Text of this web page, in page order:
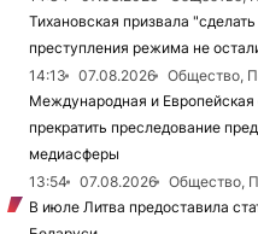
Тихановская призвала
преступления режима не
14:13
07.08.2026
Общество,
Международная и
прекратить преследование
медиасферы
13:54
07.08.2026
Общество,
В июле Литва предоставила